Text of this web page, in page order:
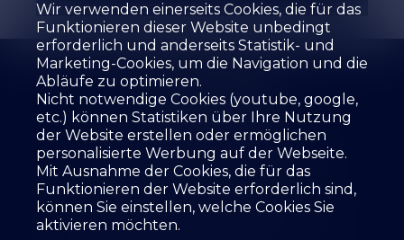
Die Agentur Zu verkaufen
Zu mieten
Ihre Immobilie schätzen
Leistungen
Die Mitarbeiter
Gästebuch
Referenzen
Mietformular
Kontakt
SZ IMMOBILIER SA
Wir verwenden einerseits Cookies, die für das
Funktionieren dieser Website unbedingt
erforderlich und anderseits Statistik- und
Marketing-Cookies, um die Navigation und die
Abläufe zu optimieren.
Nicht notwendige Cookies (youtube, google,
etc.) können Statistiken über Ihre Nutzung
der Website erstellen oder ermöglichen
personalisierte Werbung auf der Webseite.
Mit Ausnahme der Cookies, die für das
Funktionieren der Website erforderlich sind,
können Sie einstellen, welche Cookies Sie
aktivieren möchten.